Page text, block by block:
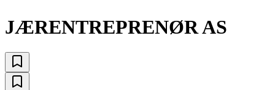
JÆRENTREPRENØR AS